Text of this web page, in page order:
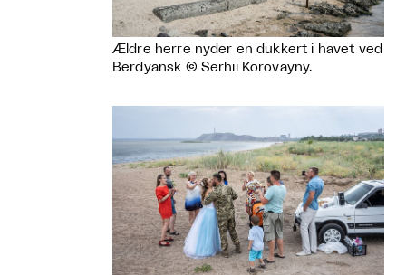
Ældre herre nyder en dukkert i havet ved
Berdyansk © Serhii Korovayny.